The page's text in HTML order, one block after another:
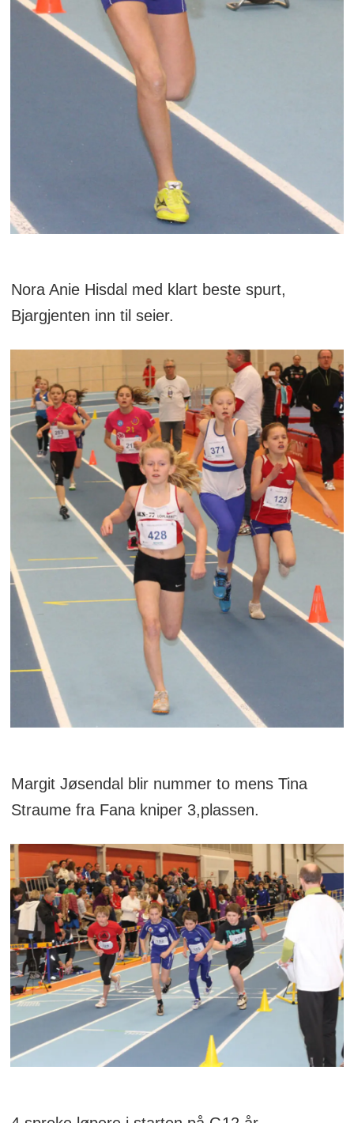
Nora Anie Hisdal med klart beste spurt,
Bjargjenten inn til seier.
Margit Jøsendal blir nummer to mens Tina
Straume fra Fana kniper 3,plassen.